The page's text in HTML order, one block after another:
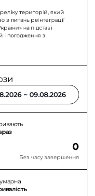
територій, який
з питань реінтеграції
на підставі
і погодження з
0
Без часу завершення